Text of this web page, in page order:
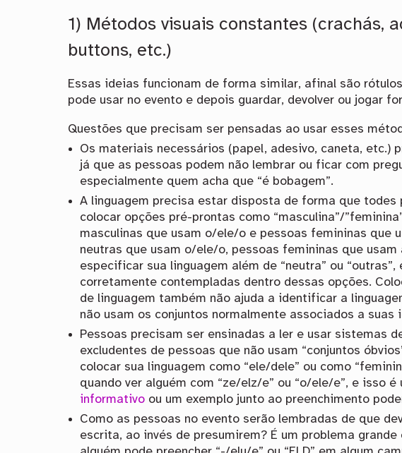
1) Métodos visuais constantes (crachás,
buttons, etc.)
Essas ideias funcionam de forma similar, afinal são
pode usar no evento e depois guardar, devolver ou jogar
Questões que precisam ser pensadas ao usar esses
Os materiais necessários (papel, adesivo, caneta, etc.)
já que as pessoas podem não lembrar ou ficar com
especialmente quem acha que “é bobagem”.
A linguagem precisa estar disposta de forma que todes
colocar opções pré-prontas como “masculina”/
masculinas que usam o/ele/o e pessoas femininas que
neutras que usam o/ele/o, pessoas femininas que
especificar sua linguagem além de “neutra” ou
corretamente contempladas dentro dessas opções.
de linguagem também não ajuda a identificar a
não usam os conjuntos normalmente associados a suas
Pessoas precisam ser ensinadas a ler e usar sistemas
excludentes de pessoas que não usam “conjuntos
colocar sua linguagem como “ele/dele” ou como
quando ver alguém com “ze/elz/e” ou “o/ele/e”, e isso é
informativo ou um exemplo junto ao preenchimento
Como as pessoas no evento serão lembradas de que
escrita, ao invés de presumirem? É um problema